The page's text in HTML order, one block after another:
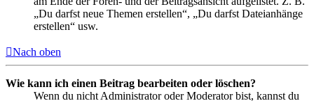
„Du darfst neue Themen erstellen“, „Du darfst Dateianhänge
erstellen“ usw.
Nach oben
Wie kann ich einen Beitrag bearbeiten oder löschen?
Wenn du nicht Administrator oder Moderator bist, kannst du